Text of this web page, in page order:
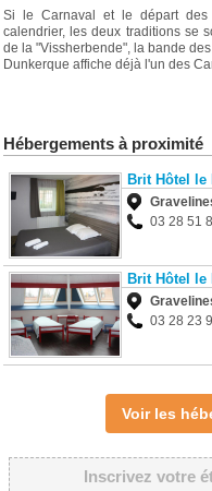
Si le Carnaval et le départ des
calendrier, les deux traditions se
de la "Vissherbende", la bande
Dunkerque affiche déjà l'un des
Hébergements à proximité
Brit Hôtel le
03 28 51
Brit Hôtel le
03 28 23
Voir les
Inscrivez votre